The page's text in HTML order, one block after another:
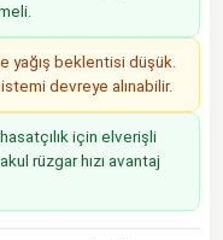
yağış beklentisi düşük.
devreye alınabilir.
için elverişli
rüzgar hızı avantaj